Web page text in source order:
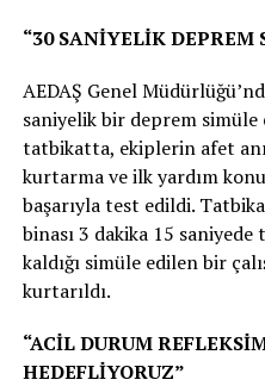
“30 SANİYELİK DEPREM
AEDAŞ Genel
saniyelik bir deprem
tatbikatta, ekiplerin afet
kurtarma ve ilk yardım
başarıyla test edildi.
binası 3 dakika 15
kaldığı simüle edilen bir
kurtarıldı.
“ACİL DURUM
HEDEFLİYORUZ”